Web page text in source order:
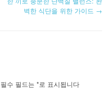
벽한 식단을 위한 가이드 →
필수 필드는 *로 표시됩니다